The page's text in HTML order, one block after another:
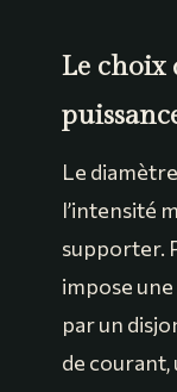
Le choix
Le
l’intensité
supporter.
impose
par un
de courant,